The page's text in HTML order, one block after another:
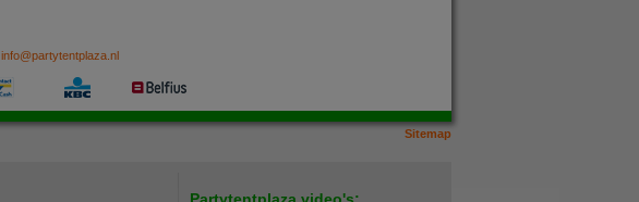
info@partytentplaza.nl
Sitemap